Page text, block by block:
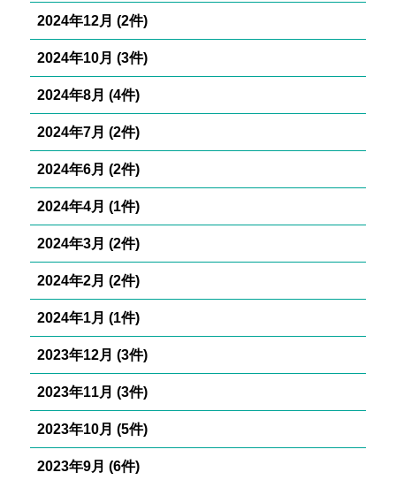
2024年12月 (2件)
2024年10月 (3件)
2024年8月 (4件)
2024年7月 (2件)
2024年6月 (2件)
2024年4月 (1件)
2024年3月 (2件)
2024年2月 (2件)
2024年1月 (1件)
2023年12月 (3件)
2023年11月 (3件)
2023年10月 (5件)
2023年9月 (6件)